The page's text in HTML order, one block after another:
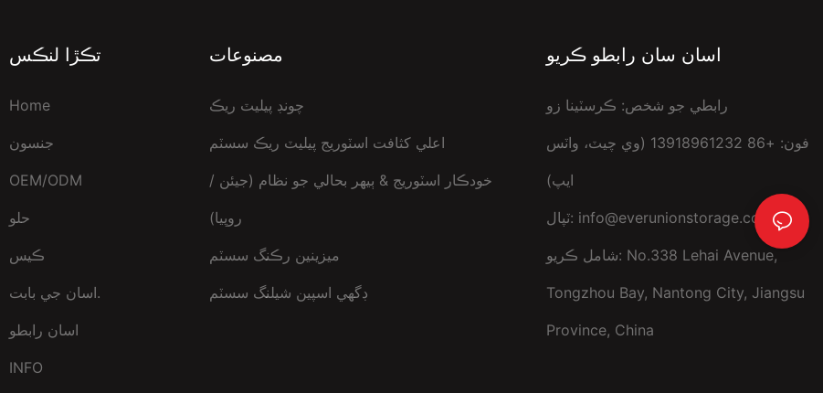
تڪڙا لنڪس
Home
جنسون
OEM/ODM
حلو
ڪيس
اسان جي بابت.
اسان رابطو
INFO
مصنوعات
چونڊ پيليٽ ريڪ
اعلي کثافت اسٽوريج پيليٽ ريڪ سسٽم
خودڪار اسٽوريج & ٻيهر بحالي جو نظام (جيئن /
روپيا)
ميزينين رڪنگ سسٽم
ڊگهي اسپين شيلنگ سسٽم
اسان سان رابطو ڪريو
رابطي جو شخص: ڪرسٽينا زو
فون: +86 13918961232 (وي چيٽ، واٽس
ايپ)
ٽپال: info@everunionstorage.com
شامل ڪريو: No.338 Lehai Avenue,
Tongzhou Bay, Nantong City, Jiangsu
Province, China